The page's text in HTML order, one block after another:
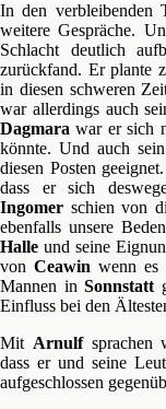
In den verbleibenden
weitere Gespräche.
Schlacht deutlich
zurückfand. Er plante
in diesen schweren
war allerdings auch
Dagmara war er sich
könnte. Und auch
diesen Posten
dass er sich
Ingomer schien von
ebenfalls unsere
Halle und seine
vonCeawin wenn es
Mannen inSonnstatt
Einfluss bei den
Mit Arnulfsprachen
dass er und seine
aufgeschlossen